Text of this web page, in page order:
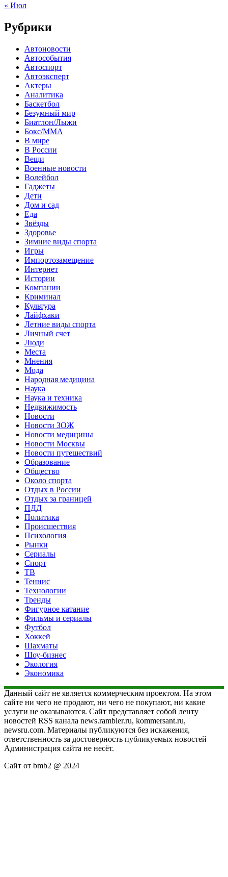
« Июл
Рубрики
Автоновости
Автособытия
Автоспорт
Автоэксперт
Актеры
Аналитика
Баскетбол
Безумный мир
Биатлон/Лыжи
Бокс/MMA
В мире
В России
Вещи
Военные новости
Волейбол
Гаджеты
Дети
Дом и сад
Еда
Звёзды
Здоровье
Зимние виды спорта
Игры
Импортозамещение
Интернет
Истории
Компании
Криминал
Культура
Лайфхаки
Летние виды спорта
Личный счет
Люди
Места
Мнения
Мода
Народная медицина
Наука
Наука и техника
Недвижимость
Новости
Новости ЗОЖ
Новости медицины
Новости Москвы
Новости путешествий
Образование
Общество
Около спорта
Отдых в России
Отдых за границей
ПДД
Политика
Происшествия
Психология
Рынки
Сериалы
Спорт
ТВ
Теннис
Технологии
Тренды
Фигурное катание
Фильмы и сериалы
Футбол
Хоккей
Шахматы
Шоу-бизнес
Экология
Экономика
Данный сайт не является коммерческим проектом. На этом
сайте ни чего не продают, ни чего не покупают, ни какие
услуги не оказываются. Сайт представляет собой ленту
новостей RSS канала news.rambler.ru, kommersant.ru,
newsru.com. Материалы публикуются без искажения,
ответственность за достоверность публикуемых новостей
Администрация сайта не несёт.
Сайт от bmb2 @ 2024